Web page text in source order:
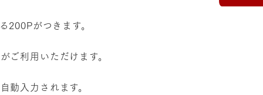
200Pがつきます。
ご利用いただけます。
動入力されます。